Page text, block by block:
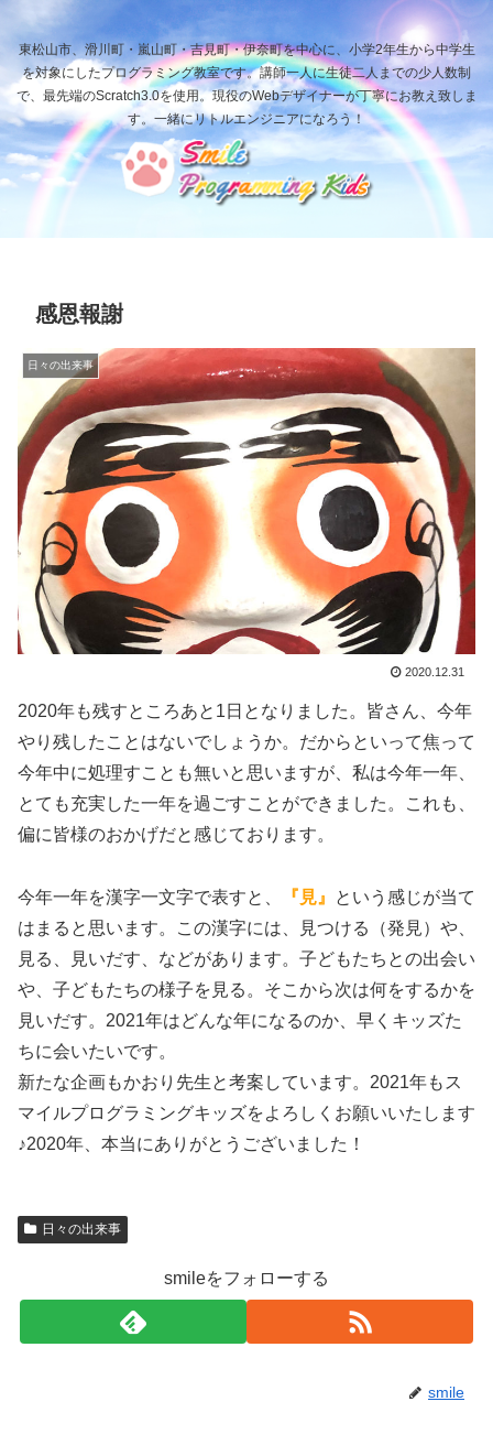
東松山市、滑川町・嵐山町・吉見町・伊奈町を中心に、小学2年生から中学生
を対象にしたプログラミング教室です。講師一人に生徒二人までの少人数制
で、最先端のScratch3.0を使用。現役のWebデザイナーが丁寧にお教え致しま
す。一緒にリトルエンジニアになろう！
感恩報謝
日々の出来事
2020.12.31
2020年も残すところあと1日となりました。皆さん、今年
やり残したことはないでしょうか。だからといって焦って
今年中に処理すことも無いと思いますが、私は今年一年、
とても充実した一年を過ごすことができました。これも、
偏に皆様のおかげだと感じております。
今年一年を漢字一文字で表すと、 『見』
という感じが当て
はまると思います。この漢字には、見つける（発見）や、
見る、見いだす、などがあります。子どもたちとの出会い
や、子どもたちの様子を見る。そこから次は何をするかを
見いだす。2021年はどんな年になるのか、早くキッズた
ちに会いたいです。
新たな企画もかおり先生と考案しています。2021年もス
マイルプログラミングキッズをよろしくお願いいたします
♪2020年、本当にありがとうございました！
日々の出来事
smileをフォローする
smile